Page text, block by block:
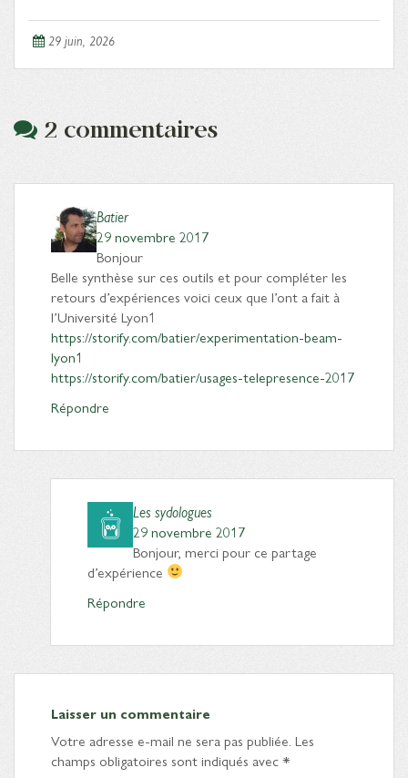
29 juin, 2026
2 commentaires
Batier
29 novembre 2017
Bonjour
Belle synthèse sur ces outils et pour compléter les
retours d’expériences voici ceux que l’ont a fait à
l’Université Lyon1
https://storify.com/batier/experimentation-beam-
lyon1
https://storify.com/batier/usages-telepresence-2017
Répondre
Les sydologues
29 novembre 2017
Bonjour, merci pour ce partage
d’expérience
Répondre
Laisser un commentaire
Votre adresse e-mail ne sera pas publiée. Les
champs obligatoires sont indiqués avec*